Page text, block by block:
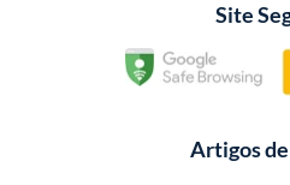
Site
Artigos